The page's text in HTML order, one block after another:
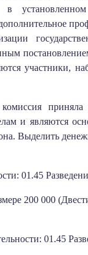
участники,
комиссия
и являются
Выделить
01.45
200 000
01.45